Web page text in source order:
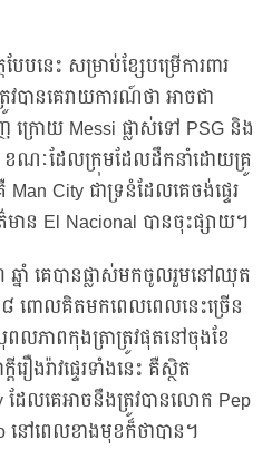
បនេះ សម្រាប់ខ្សែបម្រើការពារ
វបានគេរាយការណ៍ថា អាចជា
រោយ Messi ផ្លាស់ទៅ PSG និង
ខណៈដែលក្រុមដែលដឹកនាំដោយគ្រូ
City ជាទ្រនំដែលគេចង់ផ្ទេរ
ាន El Nacional បានចុះផ្សាយ។
នាំ គេបានផ្លាស់មកចូលរួមនៅឈុត
ពោលគិតមកពេលពេលនេះច្រើន
ភាពកុងត្រាត្រូវផុតនៅចុងខែ
រ៉ាវផ្ទេរទាំងនេះ គឺស្ថិត
ដែលគេអាចនឹងត្រូវបានលោក Pep
ៅពេលខាងមុខក៏ថាបាន។